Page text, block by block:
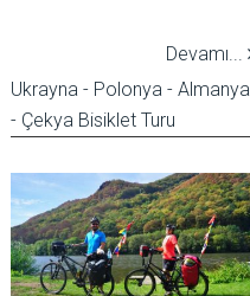
Devamı...
Ukrayna - Polonya - Almanya
- Çekya Bisiklet Turu